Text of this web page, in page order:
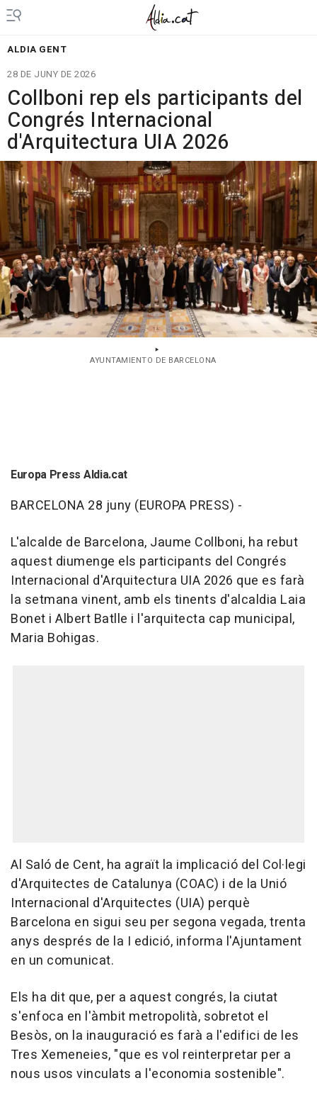
ALDIA GENT
28 DE JUNY DE 2026
Collboni rep els participants del
Congrés Internacional
d'Arquitectura UIA 2026
AYUNTAMIENTO DE BARCELONA
Europa Press Aldia.cat
BARCELONA 28 juny (EUROPA PRESS) -
L'alcalde de Barcelona, Jaume Collboni, ha rebut
aquest diumenge els participants del Congrés
Internacional d'Arquitectura UIA 2026 que es farà
la setmana vinent, amb els tinents d'alcaldia Laia
Bonet i Albert Batlle i l'arquitecta cap municipal,
Maria Bohigas.
Al Saló de Cent, ha agraït la implicació del Col·legi
d'Arquitectes de Catalunya (COAC) i de la Unió
Internacional d'Arquitectes (UIA) perquè
Barcelona en sigui seu per segona vegada, trenta
anys després de la I edició, informa l'Ajuntament
en un comunicat.
Els ha dit que, per a aquest congrés, la ciutat
s'enfoca en l'àmbit metropolità, sobretot el
Besòs, on la inauguració es farà a l'edifici de les
Tres Xemeneies, "que es vol reinterpretar per a
nous usos vinculats a l'economia sostenible".